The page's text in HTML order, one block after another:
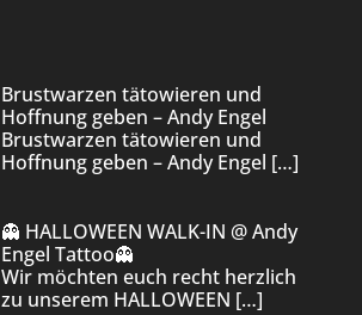
Brustwarzen tätowieren und
Hoffnung geben – Andy Engel
Brustwarzen tätowieren und
Hoffnung geben – Andy Engel […]
👻 HALLOWEEN WALK-IN @ Andy
Engel Tattoo👻
Wir möchten euch recht herzlich
zu unserem HALLOWEEN […]